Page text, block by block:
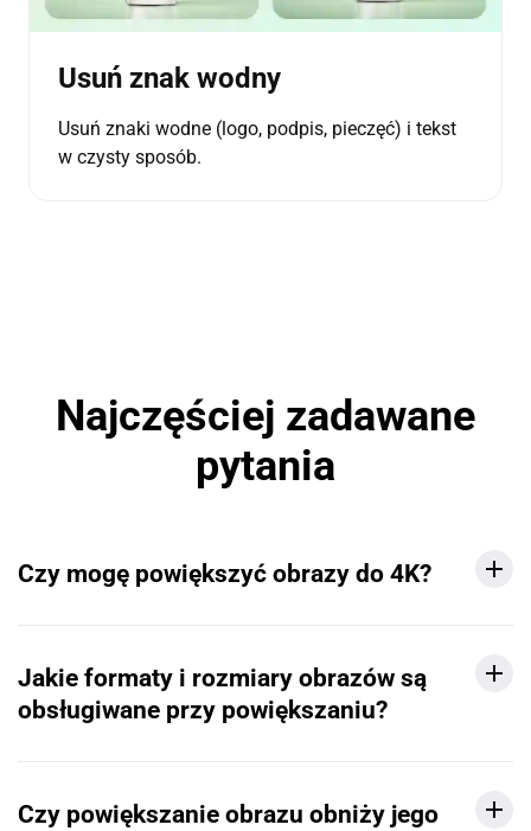
Usuń znak wodny
Usuń znaki wodne (logo, podpis, pieczęć) i tekst
w czysty sposób.
Najczęściej zadawane
pytania
Czy mogę powiększyć obrazy do 4K?
Jakie formaty i rozmiary obrazów są
obsługiwane przy powiększaniu?
Czy powiększanie obrazu obniży jego